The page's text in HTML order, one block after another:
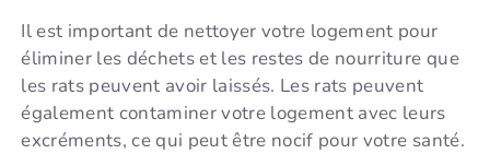
Il est important de nettoyer votre logement pour
éliminer les déchets et les restes de nourriture que
les rats peuvent avoir laissés. Les rats peuvent
également contaminer votre logement avec leurs
excréments, ce qui peut être nocif pour votre santé.